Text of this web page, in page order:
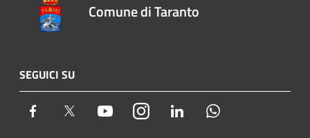
Comune di Taranto
SEGUICI SU
Facebook Twitter YoutubeInstagram LinkedIn